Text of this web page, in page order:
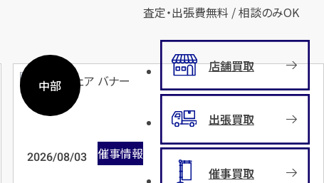
中部
2026/08/03 催事情報
査定・出張費無料 / 相談のみOK
店舗買取
出張買取
催事買取